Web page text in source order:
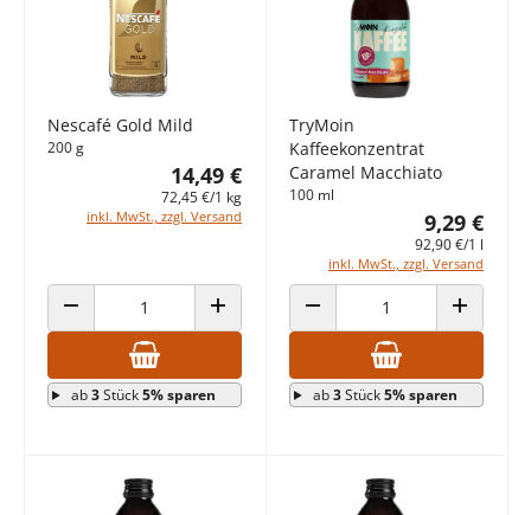
Nescafé Gold Mild
200 g
14,49 €
72,45 €/1 kg
inkl. MwSt., zzgl. Versand
ANZAHL VERRINGERN ANZAHL ERHÖHEN
ab3Stück5% sparen
TryMoin
Kaffeekonzentrat
Caramel Macchiato
100 ml
9,29 €
92,90 €/1 l
inkl. MwSt., zzgl. Versand
ANZAHL VERRINGERN ANZAHL
ab3Stück5% sparen